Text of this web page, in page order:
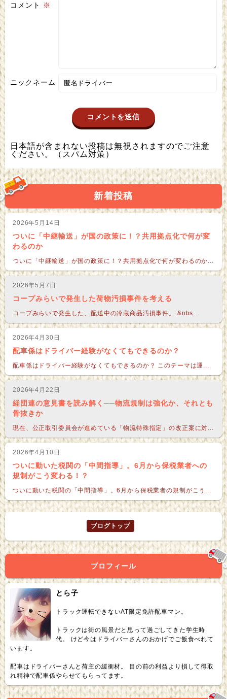
コメント ※
ニックネーム
日本語が含まれない投稿は無視されますのでご注意
ください。（スパム対策）
新着投稿
2026年5月14日
ついに「中継輸送」が国の政策に！？共用拠点化で何が変
わるのか
ついに「中継輸送」が国の政策に！？共用拠点化で何が変わるのか...
2026年5月7日
コープみらいで発生した荷物汚損事件を考える
コープみらいで発生した、配送中の冷蔵商品汚損事件。 &nbs...
2026年4月30日
配車係はドライバー経験がなくてもできるのか？
配車係はドライバー経験がなくてもできるのか？ このテーマは運...
2026年4月22日
経団連の意見書を読み解く──物流規制は強化か、それとも
骨抜きか
現在、公正取引委員会が進めている「物流特殊指定」の改正案に対...
2026年4月10日
ついに動いた税関の「中間指導」。6月から保税業者への
規制がこう変わる！？
ついに動いた税関の「中間指導」。6月から保税業者の規制がこう...
ブログトップ
プロフィール
とら子
トラック運転できないAT限定免許配車マン。
トラックは街の風景だと思って過ごしてきた学生時
代。 けど今はドライバーさんのおかげでご飯食べれて
います。
配車はドライバーさんと荷主の緩衝材。 目の前の利益より損して得取
れ精神で配車係やらせてもらってます。